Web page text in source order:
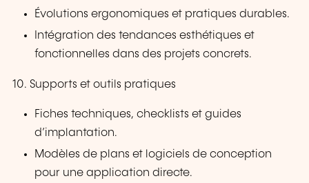
Évolutions ergonomiques et pratiques durables.
Intégration des tendances esthétiques et
fonctionnelles dans des projets concrets.
10. Supports et outils pratiques
Fiches techniques, checklists et guides
d’implantation.
Modèles de plans et logiciels de conception
pour une application directe.